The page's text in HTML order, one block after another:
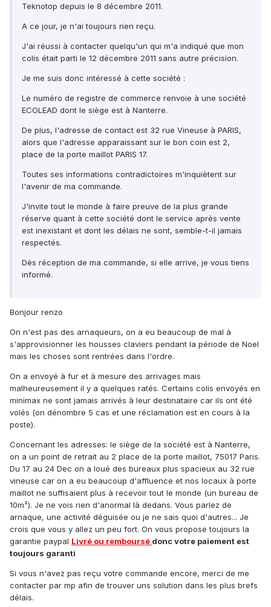
Teknotop depuis le 8 décembre 2011.
A ce jour, je n'ai toujours rien reçu.
J'ai réussi à contacter quelqu'un qui m'a indiqué que mon
colis était parti le 12 décembre 2011 sans autre précision.
Je me suis donc intéressé à cette société :
Le numéro de registre de commerce renvoie à une société
ECOLEAD dont le siège est à Nanterre.
De plus, l'adresse de contact est 32 rue Vineuse à PARIS,
alors que l'adresse apparaissant sur le bon coin est 2,
place de la porte maillot PARIS 17.
Toutes ses informations contradictoires m'inquiètent sur
l'avenir de ma commande.
J'invite tout le monde à faire preuve de la plus grande
réserve quant à cette société dont le service après vente
est inexistant et dont les délais ne sont, semble-t-il jamais
respectés.
Dès réception de ma commande, si elle arrive, je vous tiens
informé.
Bonjour renzo
On n'est pas des arnaqueurs, on a eu beaucoup de mal à
s'approvisionner les housses claviers pendant la période de Noel
mais les choses sont rentrées dans l'ordre.
On a envoyé à fur et à mesure des arrivages mais
malheureusement il y a quelques ratés. Certains colis envoyés en
minimax ne sont jamais arrivés à leur destinataire car ils ont été
volés (on dénombre 5 cas et une réclamation est en cours à la
poste).
Concernant les adresses: le siège de la société est à Nanterre,
on a un point de retrait au 2 place de la porte maillot, 75017 Paris.
Du 17 au 24 Dec on a loué des bureaux plus spacieux au 32 rue
vineuse car on a eu beaucoup d'affluence et nos locaux à porte
maillot ne suffisaient plus à recevoir tout le monde (un bureau de
10m²). Je ne vois rien d'anormal là dedans. Vous parlez de
arnaque, une activité déguisée ou je ne sais quoi d'autres... Je
crois que vous y allez un peu fort. On vous propose toujours la
garantie paypal Livré ou remboursé donc votre paiement est
toujours garanti
Si vous n'avez pas reçu votre commande encore, merci de me
contacter par mp afin de trouver uns solution dans les plus brefs
délais.